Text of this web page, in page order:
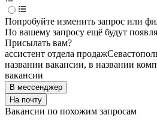
Попробуйте изменить запрос или
По вашему запросу ещё будут
Присылать вам?
ассистент отдела продаж
названии вакансии, в названии
вакансии
В мессенджер
На почту
Вакансии по похожим запросам